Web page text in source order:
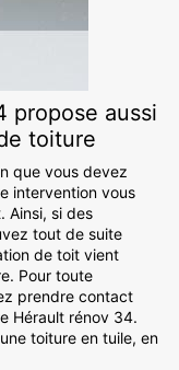
propose aussi
toiture
que vous devez
intervention vous
Ainsi, si des
tout de suite
de toit vient
Pour toute
prendre contact
Hérault rénov 34.
toiture en tuile, en